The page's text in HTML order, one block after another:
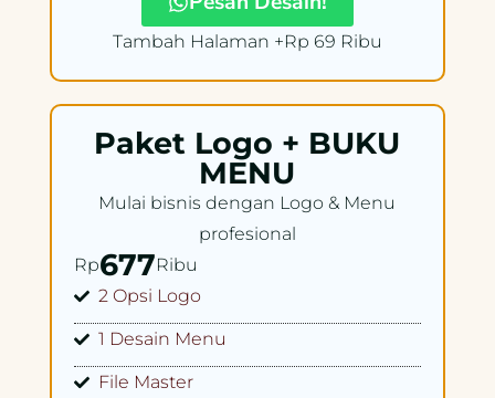
Tambah Halaman +Rp 69 Ribu
Paket Logo + BUKU
MENU
Mulai bisnis dengan Logo & Menu
profesional
Rp677Ribu
2 Opsi Logo
1 Desain Menu
File Master